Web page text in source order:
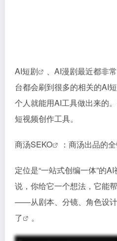
AI短剧
、AI漫剧最近都非
台都会刷到很多的相关的AI
个人就能用AI工具做出来的
短视频创作工具。
商汤SEKO ：商汤出品的
定位是“一站式创编一体”的
说，你给它一个想法，它能
——从剧本、分镜、角色设
了
。